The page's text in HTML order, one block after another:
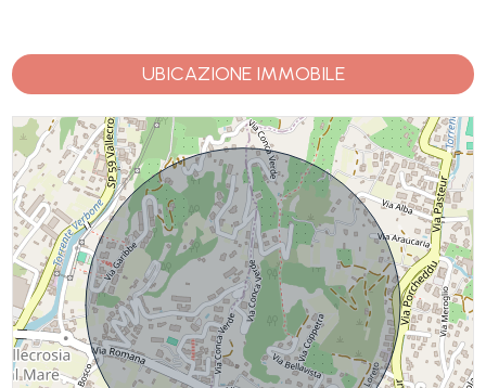
UBICAZIONE IMMOBILE